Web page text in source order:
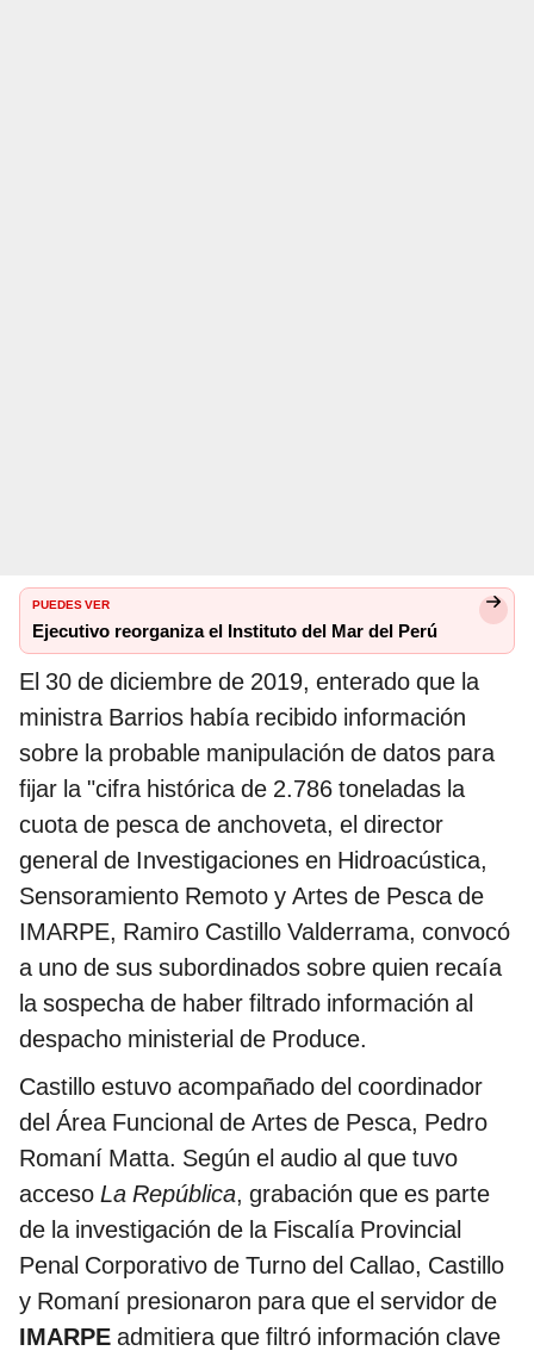
PUEDES VER
Ejecutivo reorganiza el Instituto del Mar del Perú
El 30 de diciembre de 2019, enterado que la
ministra Barrios había recibido información
sobre la probable manipulación de datos para
fijar la "cifra histórica de 2.786 toneladas la
cuota de pesca de anchoveta, el director
general de Investigaciones en Hidroacústica,
Sensoramiento Remoto y Artes de Pesca de
IMARPE, Ramiro Castillo Valderrama, convocó
a uno de sus subordinados sobre quien recaía
la sospecha de haber filtrado información al
despacho ministerial de Produce.
Castillo estuvo acompañado del coordinador
del Área Funcional de Artes de Pesca, Pedro
Romaní Matta. Según el audio al que tuvo
acceso La República, grabación que es parte
de la investigación de la Fiscalía Provincial
Penal Corporativo de Turno del Callao, Castillo
y Romaní presionaron para que el servidor de
IMARPE admitiera que filtró información clave